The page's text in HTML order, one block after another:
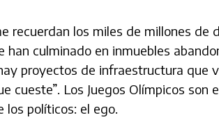
recuerdan los miles de millones de
han culminado en inmuebles
proyectos de infraestructura que
cueste”. Los Juegos Olímpicos
los políticos: el ego.